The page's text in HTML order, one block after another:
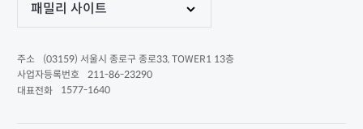
패밀리 사이트
주소
(03159) 서울시 종로구 종로33, TOWER1 13층
사업자등록번호
211-86-23290
대표전화
1577-1640